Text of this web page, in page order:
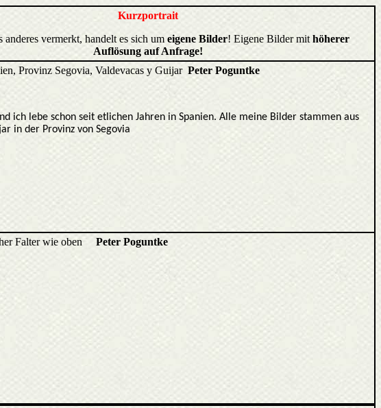
Kurzportrait
anderes vermerkt, handelt es sich um eigene Bilder! Eigene Bilder mit höherer
Auflösung auf Anfrage!
Provinz Segovia, Valdevacas y Guijar Peter Poguntke
ich lebe schon seit etlichen Jahren in Spanien. Alle meine Bilder stammen aus
in der Provinz von Segovia
Falter wie oben Peter Poguntke